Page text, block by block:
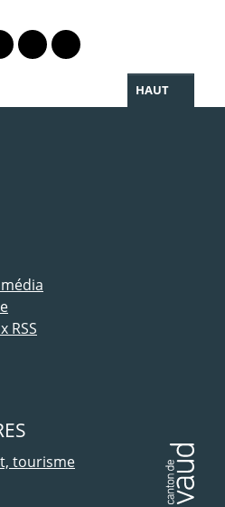
Bluesky
profil Instagram
le profil Linkedin
vers le profil Facebook
Lien vers le profil Twitter
Partager par WhatsApp
HAUT
RSS
tourisme